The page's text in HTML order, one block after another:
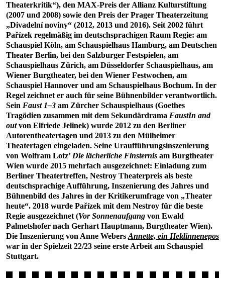
Theaterkritik“), den MAX-Preis der Allianz Kulturstiftung
(2007 und 2008) sowie den Preis der Prager Theaterzeitung
„Divadelní noviny“ (2012, 2013 und 2016). Seit 2002 führt
Pařízek regelmäßig im deutschsprachigen Raum Regie: am
Schauspiel Köln, am Schauspielhaus Hamburg, am Deutschen
Theater Berlin, bei den Salzburger Festspielen, am
Schauspielhaus Zürich, am Düsseldorfer Schauspielhaus, am
Wiener Burgtheater, bei den Wiener Festwochen, am
Schauspiel Hannover und am Schauspielhaus Bochum. In der
Regel zeichnet er auch für seine Bühnenbilder verantwortlich.
Sein Faust 1–3 am Zürcher Schauspielhaus (Goethes
Tragödien zusammen mit dem Sekundärdrama FaustIn and
outvon Elfriede Jelinek) wurde 2012 zu den Berliner
Autorentheatertagen und 2013 zu den Mülheimer
Theatertagen eingeladen. Seine Uraufführungsinszenierung
von Wolfram Lotz’ Die lächerliche Finsternis am Burgtheater
Wien wurde 2015 mehrfach ausgezeichnet: Einladung zum
Berliner Theatertreffen, Nestroy Theaterpreis als beste
deutschsprachige Aufführung, Inszenierung des Jahres und
Bühnenbild des Jahres in der Kritikerumfrage von „Theater
heute“. 2018 wurde Pařízek mit dem Nestroy für die beste
Regie ausgezeichnet (Vor Sonnenaufgang von Ewald
Palmetshofer nach Gerhart Hauptmann, Burgtheater Wien).
Die Inszenierung von Anne Webers Annette, ein Heldinnenepos
war in der Spielzeit 22/23 seine erste Arbeit am Schauspiel
Stuttgart.